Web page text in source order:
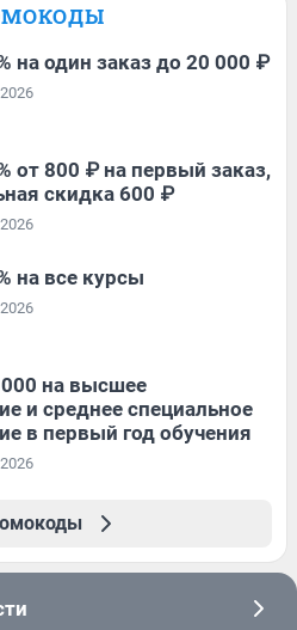
на один заказ до 20 000 ₽
от 800 ₽ на первый заказ,
скидка 600 ₽
на все курсы
на высшее
и среднее специальное
в первый год обучения